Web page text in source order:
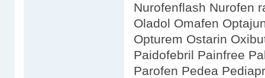
Nurofenflash Nurofen
Oladol Omafen
Opturem Ostarin
Paidofebril Painfree
Parofen Pedea